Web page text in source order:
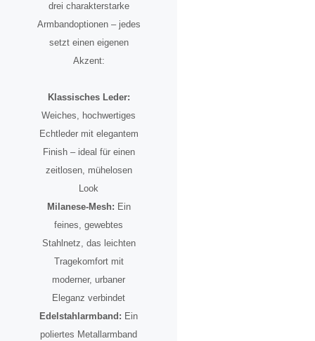
drei charakterstarke
Armbandoptionen – jedes
setzt einen eigenen
Akzent:
Klassisches Leder:
Weiches, hochwertiges
Echtleder mit elegantem
Finish – ideal für einen
zeitlosen, mühelosen
Look
Milanese-Mesh: Ein
feines, gewebtes
Stahlnetz, das leichten
Tragekomfort mit
moderner, urbaner
Eleganz verbindet
Edelstahlarmband: Ein
poliertes Metallarmband